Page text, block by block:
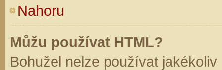
Nahoru
Můžu používat HTML?
Bohužel nelze používat